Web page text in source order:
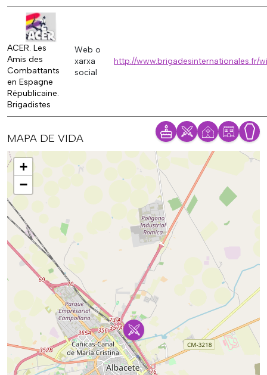
ACER. Les
Amis des
Combattants
en Espagne
Républicaine.
Brigadistes
Web o
xarxa
social
http://www.brigadesinternationales.fr/
MAPA DE VIDA
Mapa
+
−